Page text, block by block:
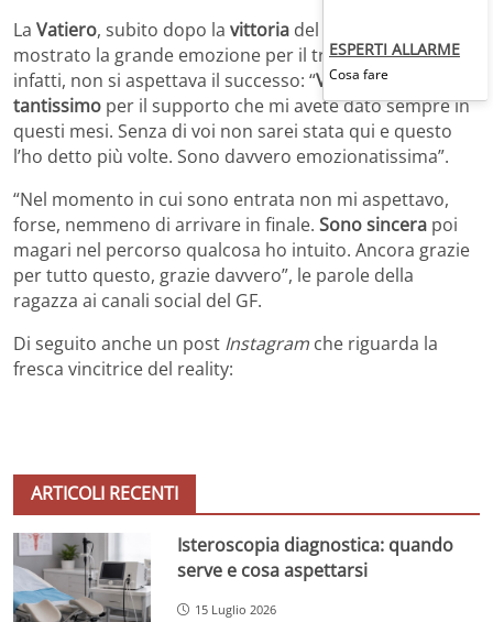
La Vatiero, subito dopo la vittoria del
mostrato la grande emozione per il trionfo. Perla,
infatti, non si aspettava il successo: “Vi ringrazio
tantissimo per il supporto che mi avete dato sempre in
questi mesi. Senza di voi non sarei stata qui e questo
l’ho detto più volte. Sono davvero emozionatissima”.
“Nel momento in cui sono entrata non mi aspettavo,
forse, nemmeno di arrivare in finale. Sono sincera poi
magari nel percorso qualcosa ho intuito. Ancora grazie
per tutto questo, grazie davvero”, le parole della
ragazza ai canali social del GF.
Di seguito anche un post Instagram che riguarda la
fresca vincitrice del reality:
ARTICOLI RECENTI
Isteroscopia diagnostica: quando
serve e cosa aspettarsi
15 Luglio 2026
ESPERTI ALLARME
Cosa fare